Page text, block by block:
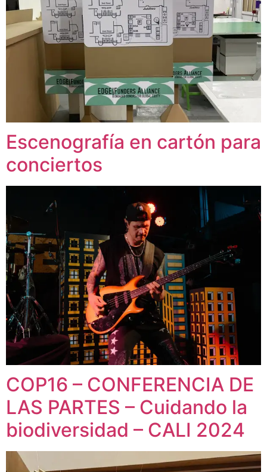
Escenografía en cartón para
conciertos
COP16 – CONFERENCIA DE
LAS PARTES – Cuidando la
biodiversidad – CALI 2024